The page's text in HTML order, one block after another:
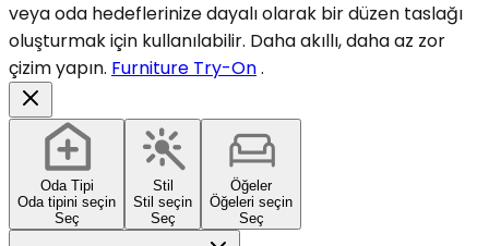
veya oda hedeflerinize dayalı olarak bir düzen taslağı
oluşturmak için kullanılabilir. Daha akıllı, daha az zor
çizim yapın. Furniture Try-On.
Oda Tipi
Oda tipini seçin
Seç
Stil
Stil seçin
Seç
Öğeler
Öğeleri seçin
Seç